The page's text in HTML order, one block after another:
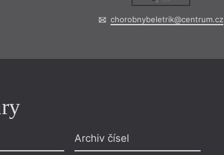
chorobnybeletrik@centrum.cz
Archiv čísel